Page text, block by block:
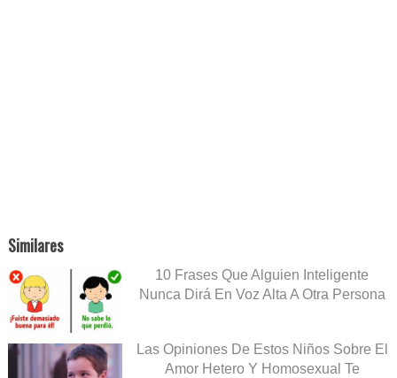
Similares
10 Frases Que Alguien Inteligente
Nunca Dirá En Voz Alta A Otra Persona
Las Opiniones De Estos Niños Sobre El
Amor Hetero Y Homosexual Te